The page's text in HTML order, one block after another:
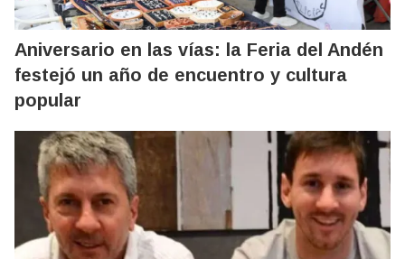
Aniversario en las vías: la Feria del Andén
festejó un año de encuentro y cultura
popular